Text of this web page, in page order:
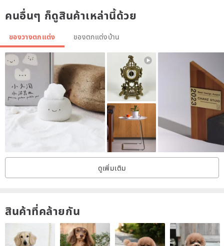
slight historical traces and black spots,
flawless as a new product,
But this does not affect its retro beauty,
Friends who are perfectionist and accustomed to buying new
products, please think twice before placing an order,
We also look forward to you becoming as fond of the beauty of
antiquities as we are^^
คนอื่นๆ ก็ดูสินค้าเหล่านี้ด้วย
ของวางตกแต่ง ของตกแต่งบ้าน
ดูเพิ่มเติม
สินค้าที่คล้ายกัน